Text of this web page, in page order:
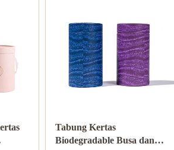
Kemasan Makanan
Tabung Kertas Karton